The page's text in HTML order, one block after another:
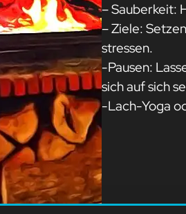
– Sauberkeit:
– Ziele:
stressen.
-Pausen:
sich auf sich
-Lach-Yoga